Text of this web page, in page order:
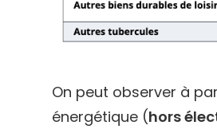
On peut observer à
énergétique (hors